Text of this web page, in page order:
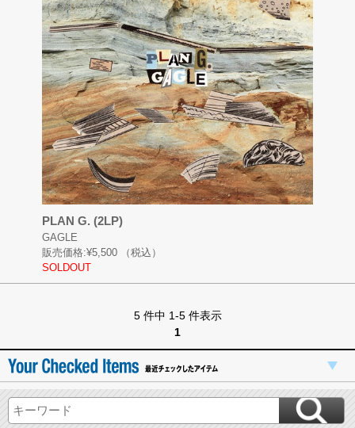
PLAN G. (2LP)
GAGLE
販売価格:¥5,500
（税込）
SOLDOUT
5 件中 1-5 件表示
1